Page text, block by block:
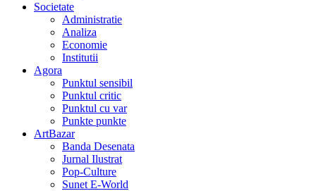
Societate
Administratie
Analiza
Economie
Institutii
Agora
Punktul sensibil
Punktul critic
Punktul cu var
Punkte punkte
ArtBazar
Banda Desenata
Jurnal Ilustrat
Pop-Culture
Sunet E-World